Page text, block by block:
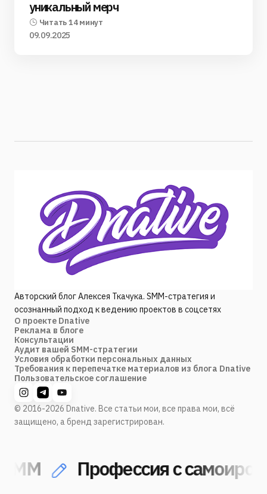
уникальный мерч
Читать 14 минут
09.09.2025
Авторский блог Алексея Ткачука. SMM-стратегия и
осознанный подход к ведению проектов в соцсетях
О проекте Dnative
Реклама в блоге
Консультации
Аудит вашей SMM-стратегии
Условия обработки персональных данных
Требования к перепечатке материалов из блога Dnative
Пользовательское соглашение
© 2016-2026 Dnative. Все статьи мои, все права мои, всё
защищено, а бренд зарегистрирован.
Профессия с